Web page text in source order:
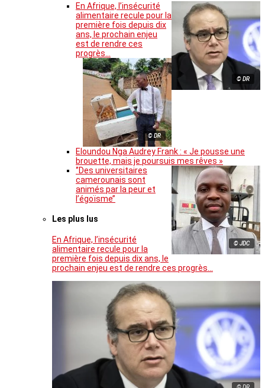
© DR
En Afrique, l’insécurité
alimentaire recule pour la
première fois depuis dix
ans, le prochain enjeu
est de rendre ces
progrès…
© DR
Eloundou Nga Audrey Frank : « Je pousse une
brouette, mais je poursuis mes rêves »
© JDC
‘’Des universitaires
camerounais sont
animés par la peur et
l’égoïsme’’
Les plus lus
En Afrique, l’insécurité
alimentaire recule pour la
première fois depuis dix ans, le
prochain enjeu est de rendre ces progrès…